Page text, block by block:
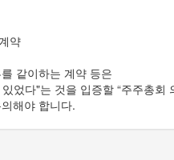
약
같이하는 계약 등은
있었다"는 것을 입증할 “주주총회
해야 합니다.